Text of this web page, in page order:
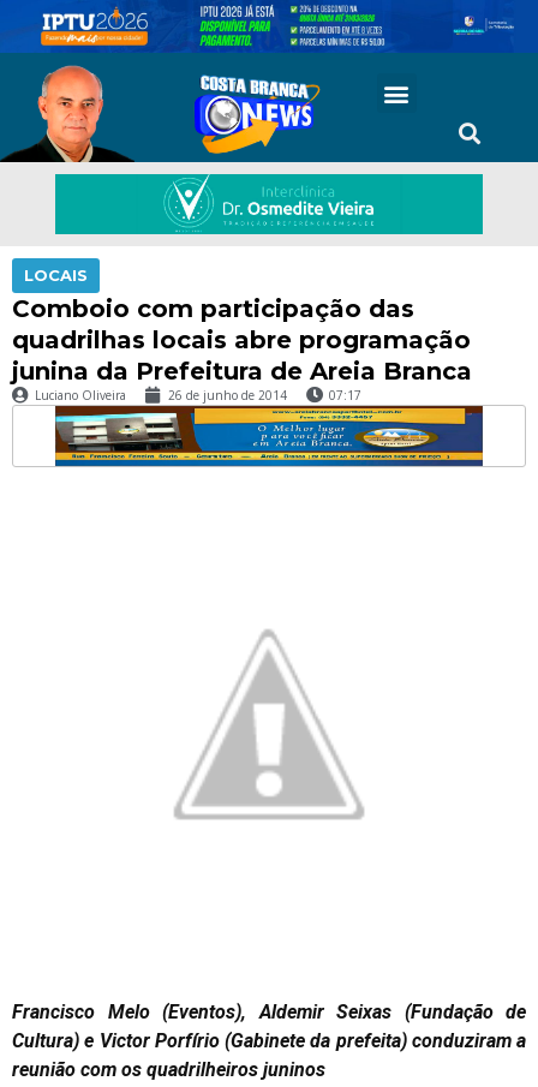
LOCAIS
Comboio com participação das
quadrilhas locais abre programação
junina da Prefeitura de Areia Branca
Luciano Oliveira 26 de junho de 2014 07:17
Francisco Melo (Eventos), Aldemir Seixas (Fundação de
Cultura) e Victor Porfírio (Gabinete da prefeita) conduziram a
reunião com os quadrilheiros juninos